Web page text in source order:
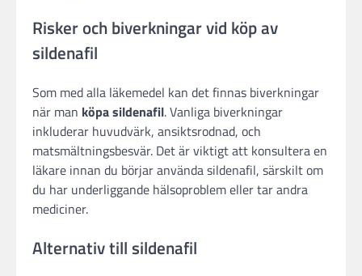
Risker och biverkningar vid köp av
sildenafil
Som med alla läkemedel kan det finnas biverkningar
när man köpa sildenafil. Vanliga biverkningar
inkluderar huvudvärk, ansiktsrodnad, och
matsmältningsbesvär. Det är viktigt att konsultera en
läkare innan du börjar använda sildenafil, särskilt om
du har underliggande hälsoproblem eller tar andra
mediciner.
Alternativ till sildenafil